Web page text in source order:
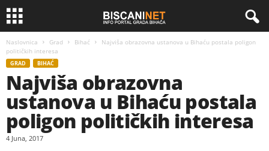
Naslovnica Grad Bihać
Najviša obrazovna ustanova u Bihaću postala poligon
političkih interesa
GRAD BIHAĆ
Najviša obrazovna
ustanova u Bihaću postala
poligon političkih interesa
4 Juna, 2017